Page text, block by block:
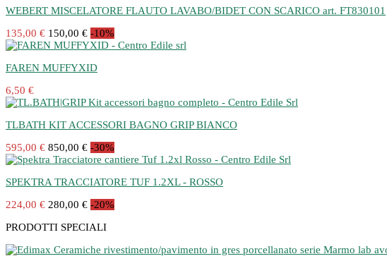
WEBERT MISCELATORE FLAUTO LAVABO/BIDET CON SCARICO art. FT830101
135,00 € 150,00 € -10%
FAREN MUFFYXID
6,50 €
TLBATH KIT ACCESSORI BAGNO GRIP BIANCO
595,00 € 850,00 € -30%
SPEKTRA TRACCIATORE TUF 1.2XL - ROSSO
224,00 € 280,00 € -20%
PRODOTTI SPECIALI